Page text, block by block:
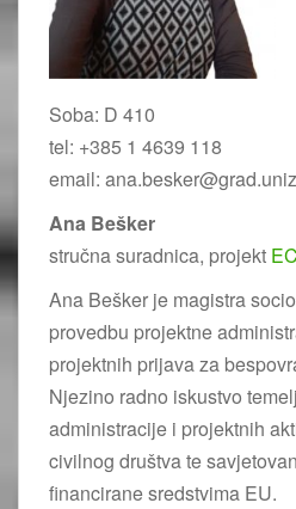
Soba: D 410
tel: +385 1 4639 118
email:
Ana Bešker
stručna suradnica, projekt
Ana Bešker je magistra
provedbu projektne
projektnih prijava za
Njezino radno iskustvo
administracije i projektnih
civilnog društva te
financirane sredstvima EU.